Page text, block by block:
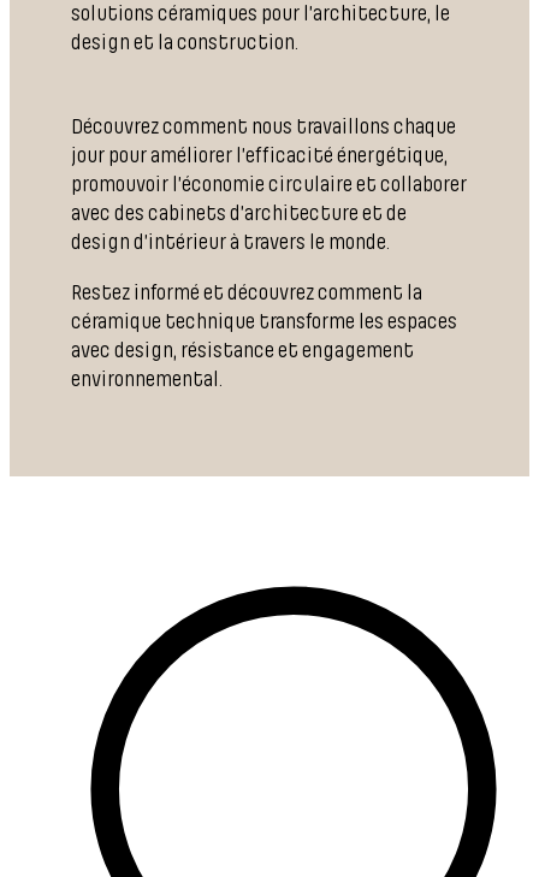
solutions céramiques pour l’architecture, le
design et la construction.
Découvrez comment nous travaillons chaque
jour pour améliorer l’efficacité énergétique,
promouvoir l’économie circulaire et collaborer
avec des cabinets d’architecture et de
design d’intérieur à travers le monde.
Restez informé et découvrez comment la
céramique technique transforme les espaces
avec design, résistance et engagement
environnemental.